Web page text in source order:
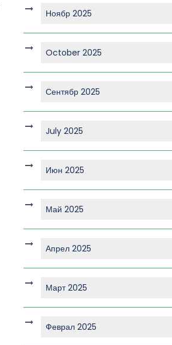
Ноябр 2025
October 2025
Сентябр 2025
July 2025
Июн 2025
Май 2025
Апрел 2025
Март 2025
Феврал 2025